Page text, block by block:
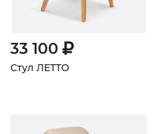
33 100
Стул ЛЕТТО